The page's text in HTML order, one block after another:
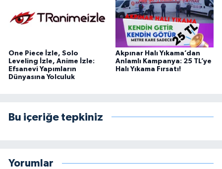
One Piece İzle, Solo
Leveling İzle, Anime İzle:
Efsanevi Yapımların
Dünyasına Yolculuk
Akpınar Halı Yıkama’dan
Anlamlı Kampanya: 25 TL’ye
Halı Yıkama Fırsatı!
Bu içeriğe tepkiniz
Yorumlar